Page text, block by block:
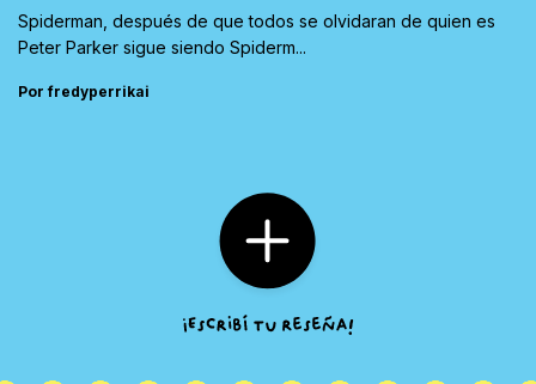
Spiderman, después de que todos se olvidaran de quien es
Peter Parker sigue siendo Spiderm...
Por fredyperrikai